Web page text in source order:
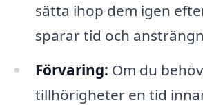
sätta ihop dem igen
sparar tid och
Förvaring: Om du
tillhörigheter en tid